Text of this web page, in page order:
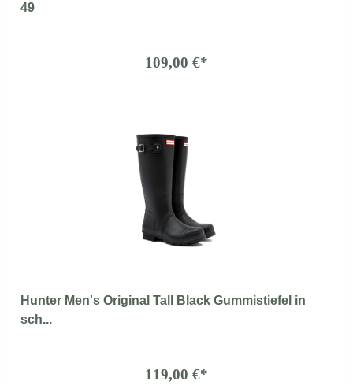
49
109,00 €*
Hunter Men's Original Tall Black Gummistiefel in
sch...
119,00 €*